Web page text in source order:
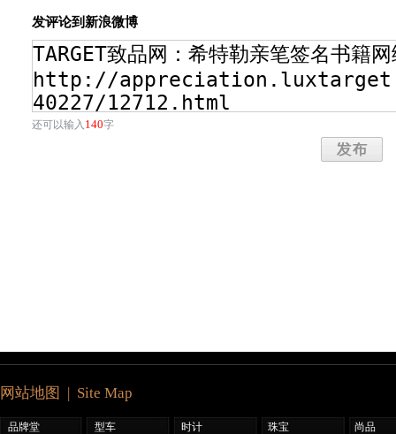
发评论到新浪微博
还可以输入 140字
网站地图 | Site Map
品牌堂 型车 时计 珠宝 尚品